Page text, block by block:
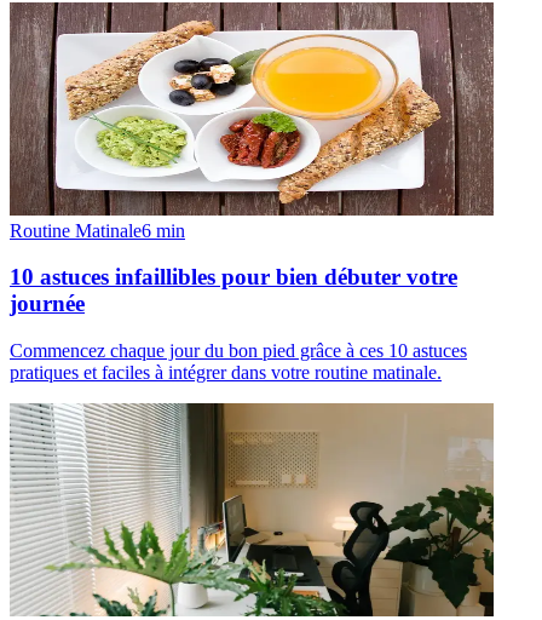
Routine Matinale6 min
10 astuces infaillibles pour bien débuter votre
journée
Commencez chaque jour du bon pied grâce à ces 10 astuces
pratiques et faciles à intégrer dans votre routine matinale.